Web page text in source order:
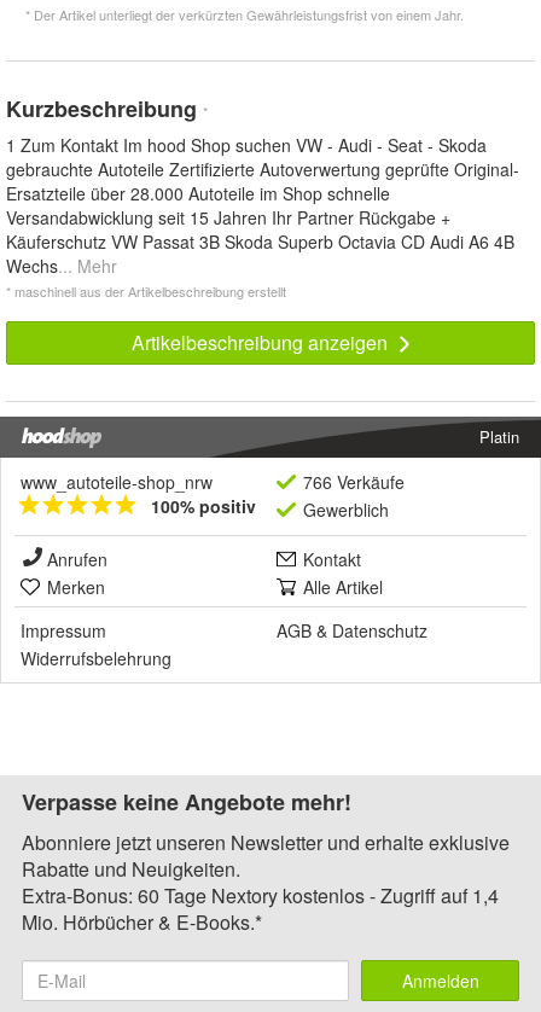
* Der Artikel unterliegt der verkürzten Gewährleistungsfrist von einem Jahr.
Kurzbeschreibung *
1 Zum Kontakt Im hood Shop suchen VW - Audi - Seat - Skoda
gebrauchte Autoteile Zertifizierte Autoverwertung geprüfte Original-
Ersatzteile über 28.000 Autoteile im Shop schnelle
Versandabwicklung seit 15 Jahren Ihr Partner Rückgabe +
Käuferschutz VW Passat 3B Skoda Superb Octavia CD Audi A6 4B
Wechs... Mehr
* maschinell aus der Artikelbeschreibung erstellt
Artikelbeschreibung anzeigen
Platin
www_autoteile-shop_nrw
100% positiv
766 Verkäufe
Gewerblich
Anrufen
Kontakt
Merken
Alle Artikel
Impressum
AGB & Datenschutz
Widerrufsbelehrung
Verpasse keine Angebote mehr!
Abonniere jetzt unseren Newsletter und erhalte exklusive
Rabatte und Neuigkeiten.
Extra-Bonus: 60 Tage Nextory kostenlos - Zugriff auf 1,4
Mio. Hörbücher & E-Books.*
Anmelden